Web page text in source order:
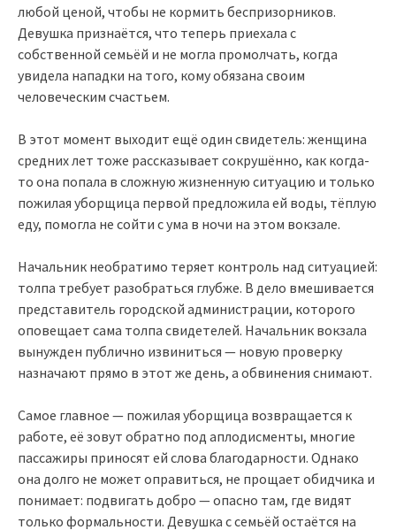
любой ценой, чтобы не кормить беспризорников.
Девушка признаётся, что теперь приехала с
собственной семьёй и не могла промолчать, когда
увидела нападки на того, кому обязана своим
человеческим счастьем.
В этот момент выходит ещё один свидетель: женщина
средних лет тоже рассказывает сокрушённо, как когда-
то она попала в сложную жизненную ситуацию и только
пожилая уборщица первой предложила ей воды, тёплую
еду, помогла не сойти с ума в ночи на этом вокзале.
Начальник необратимо теряет контроль над ситуацией:
толпа требует разобраться глубже. В дело вмешивается
представитель городской администрации, которого
оповещает сама толпа свидетелей. Начальник вокзала
вынужден публично извиниться — новую проверку
назначают прямо в этот же день, а обвинения снимают.
Самое главное — пожилая уборщица возвращается к
работе, её зовут обратно под аплодисменты, многие
пассажиры приносят ей слова благодарности. Однако
она долго не может оправиться, не прощает обидчика и
понимает: подвигать добро — опасно там, где видят
только формальности. Девушка с семьёй остаётся на